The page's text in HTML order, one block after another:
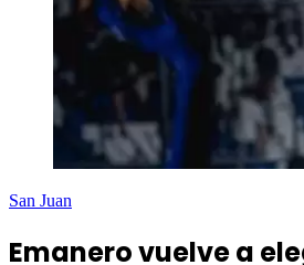
San Juan
Emanero vuelve a